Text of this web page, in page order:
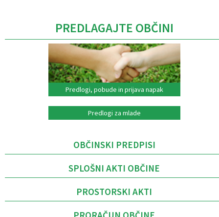
PREDLAGAJTE OBČINI
Predlogi, pobude in prijava napak
Predlogi za mlade
OBČINSKI PREDPISI
SPLOŠNI AKTI OBČINE
PROSTORSKI AKTI